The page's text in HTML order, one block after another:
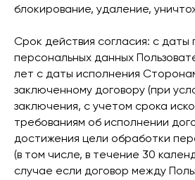
блокирование, удаление,
Срок действия согласия: с даты
персональных данных
лет с даты исполнения
заключенному договору (при
заключения, с учетом срока
требованиям об исполнении
достижения цели обработки
(в том числе, в течение 30
случае если договор между